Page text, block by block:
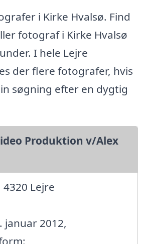
i Kirke Hvalsø. Find
fotograf i Kirke Hvalsø
I hele Lejre
der flere fotografer, hvis
søgning efter en dygtig
Produktion v/Alex
Lejre
januar 2012,